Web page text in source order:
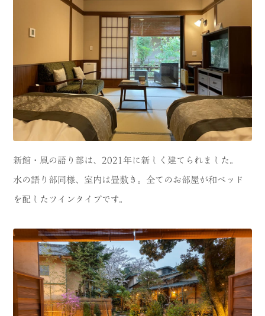
新館・風の語り部は、2021年に新しく建てられました。
水の語り部同様、室内は畳敷き。全てのお部屋が和ベッド
を配したツインタイプです。